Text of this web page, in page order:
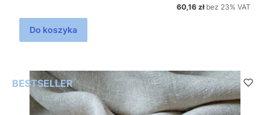
Cena netto
60,16 zł bez 23% VAT
Do koszyka
BESTSELLER